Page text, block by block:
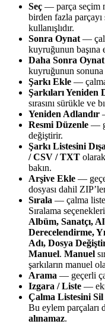
Seç — parça seçim
birden fazla parçayı
kullanışlıdır.
Sonra Oynat —
kuyruğunun başına
Daha Sonra Oynat
kuyruğunun sonuna
Şarkı Ekle —
Şarkıları Yeniden
sırasını sürükle ve
Yeniden Adlandır
Resmi Düzenle —
değiştirir.
Şarkı Listesini
/ CSV / TXT
bakın.
Arşive Ekle —
dosyası dahil
Sırala — çalma
Sıralama
Albüm, Sanatçı,
Derecelendirme,
Adı, Dosya
Manuel. Manuel
şarkıların manuel
Arama — geçerli
Izgara / Liste —
Çalma Listesini Sil
Bu eylem parçaları
alınamaz.